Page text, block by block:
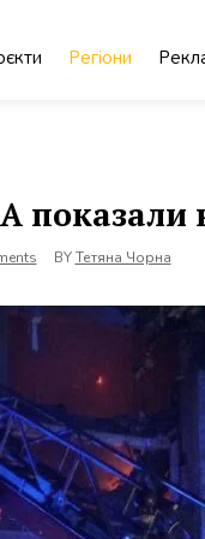
Регіони
BYТетяна Чорна